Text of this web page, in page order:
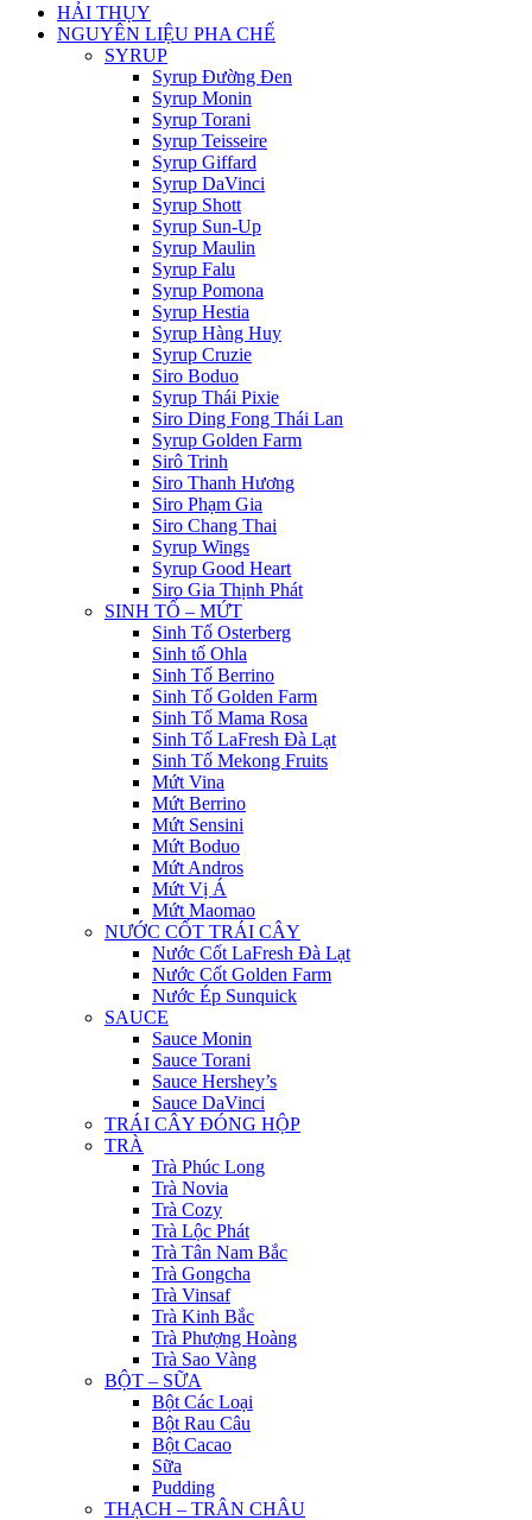
HẢI THỤY
NGUYÊN LIỆU PHA CHẾ
SYRUP
Syrup Đường Đen
Syrup Monin
Syrup Torani
Syrup Teisseire
Syrup Giffard
Syrup DaVinci
Syrup Shott
Syrup Sun-Up
Syrup Maulin
Syrup Falu
Syrup Pomona
Syrup Hestia
Syrup Hàng Huy
Syrup Cruzie
Siro Boduo
Syrup Thái Pixie
Siro Ding Fong Thái Lan
Syrup Golden Farm
Sirô Trinh
Siro Thanh Hương
Siro Phạm Gia
Siro Chang Thai
Syrup Wings
Syrup Good Heart
Siro Gia Thịnh Phát
SINH TỐ – MỨT
Sinh Tố Osterberg
Sinh tố Ohla
Sinh Tố Berrino
Sinh Tố Golden Farm
Sinh Tố Mama Rosa
Sinh Tố LaFresh Đà Lạt
Sinh Tố Mekong Fruits
Mứt Vina
Mứt Berrino
Mứt Sensini
Mứt Boduo
Mứt Andros
Mứt Vị Á
Mứt Maomao
NƯỚC CỐT TRÁI CÂY
Nước Cốt LaFresh Đà Lạt
Nước Cốt Golden Farm
Nước Ép Sunquick
SAUCE
Sauce Monin
Sauce Torani
Sauce Hershey’s
Sauce DaVinci
TRÁI CÂY ĐÓNG HỘP
TRÀ
Trà Phúc Long
Trà Novia
Trà Cozy
Trà Lộc Phát
Trà Tân Nam Bắc
Trà Gongcha
Trà Vinsaf
Trà Kinh Bắc
Trà Phượng Hoàng
Trà Sao Vàng
BỘT – SỮA
Bột Các Loại
Bột Rau Câu
Bột Cacao
Sữa
Pudding
THẠCH – TRÂN CHÂU